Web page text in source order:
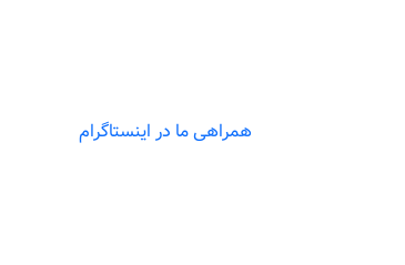
همراهی ما در اینستاگرام